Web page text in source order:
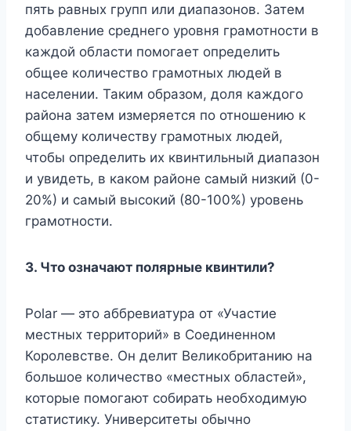
пять равных групп или диапазонов. Затем
добавление среднего уровня грамотности в
каждой области помогает определить
общее количество грамотных людей в
населении. Таким образом, доля каждого
района затем измеряется по отношению к
общему количеству грамотных людей,
чтобы определить их квинтильный диапазон
и увидеть, в каком районе самый низкий (0-
20%) и самый высокий (80-100%) уровень
грамотности.
3. Что означают полярные квинтили?
Polar — это аббревиатура от «Участие
местных территорий» в Соединенном
Королевстве. Он делит Великобританию на
большое количество «местных областей»,
которые помогают собирать необходимую
статистику. Университеты обычно